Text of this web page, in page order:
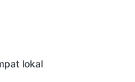
lokal